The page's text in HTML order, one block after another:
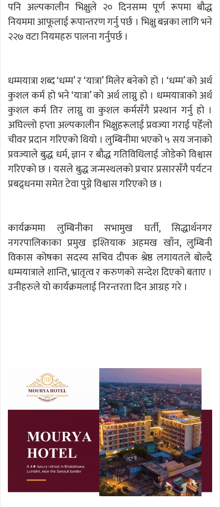
पनि अल्पकालीन भिक्षुले २० दिनसम्म पूर्ण रूपमा बौद्ध
नियममा आफूलाई रूपान्तरण गर्नु पर्छ । भिक्षु बन्नका लागि भने
२२७ वटा नियमहरु पालना गर्नुपर्छ ।
धम्मयात्रा शब्द ‘धम्म’ र ‘यात्रा’ मिलेर बनेको हो । ‘धम्म’ को अर्थ
कुशल कर्म हो भने ‘यात्रा’ को अर्थ लाग्नु हो । धम्मयात्राको अर्थ
कुशल कर्म तिर लाग्नु वा कुशल कर्मसँगै प्रस्थान गर्नु हो ।
अघिल्लो हप्ता अल्पकालीन भिक्षुहरूलाई प्रवज्या गराई पहेँलो
चीवर प्रदान गरिएको थियो । लुम्बिनीमा भएको ५ सय जनाको
प्रवज्याले बुद्ध धर्म, ज्ञान र बौद्ध गतिविधिलाई जोडेको विश्वास
गरिएको छ । यसले बुद्ध जन्मस्थलको प्रचार प्रसारसँगै पर्यटन
प्रबद्र्धनमा समेत टेवा पुग्ने विश्वास गरिएको छ ।
कार्यक्रममा लुम्बिनीका सभामुख घर्ती, सिद्धार्थनगर
नगरपालिकाका प्रमुख इश्तियाक अहमख खाँन, लुम्बिनी
विकास कोषका सदस्य सचिव दीपक श्रेष्ठ लगायतले बोल्दै
धम्मयात्राले शान्ति, भ्रातृत्व र करुणको सन्देश दिएको बताए ।
उनीहरुले यो कार्यक्रमलाई निरन्तरता दिन आग्रह गरे ।